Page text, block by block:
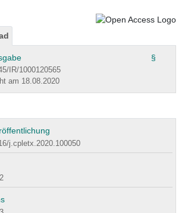
§
IR/1000120565
am 18.08.2020
j.cpletx.2020.100050